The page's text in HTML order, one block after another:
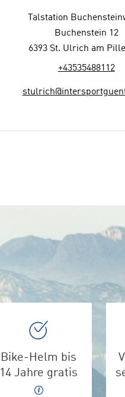
Talstation
Buchenstein 12
6393 St. Ulrich am
+43535488112
Bike-Helm bis
14 Jahre gratis